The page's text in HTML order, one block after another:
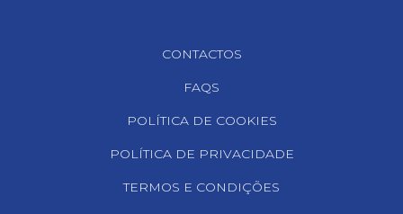
CONTACTOS
FAQS
POLÍTICA DE COOKIES
POLÍTICA DE PRIVACIDADE
TERMOS E CONDIÇÕES